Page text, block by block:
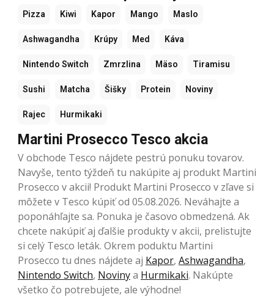
Pizza Kiwi Kapor Mango Maslo
Ashwagandha Krúpy Med Káva
Nintendo Switch Zmrzlina Mäso Tiramisu
Sushi Matcha Šišky Protein Noviny
Rajec Hurmikaki
Martini Prosecco Tesco akcia
V obchode Tesco nájdete pestrú ponuku tovarov.
Navyše, tento týždeň tu nakúpite aj produkt Martini
Prosecco v akcii! Produkt Martini Prosecco v zľave si
môžete v Tesco kúpiť od 05.08.2026. Neváhajte a
poponáhľajte sa. Ponuka je časovo obmedzená. Ak
chcete nakúpiť aj ďalšie produkty v akcii, prelistujte
si celý Tesco leták. Okrem poduktu Martini
Prosecco tu dnes nájdete aj Kapor, Ashwagandha,
Nintendo Switch, Novinya Hurmikaki. Nakúpte
všetko čo potrebujete, ale výhodne!